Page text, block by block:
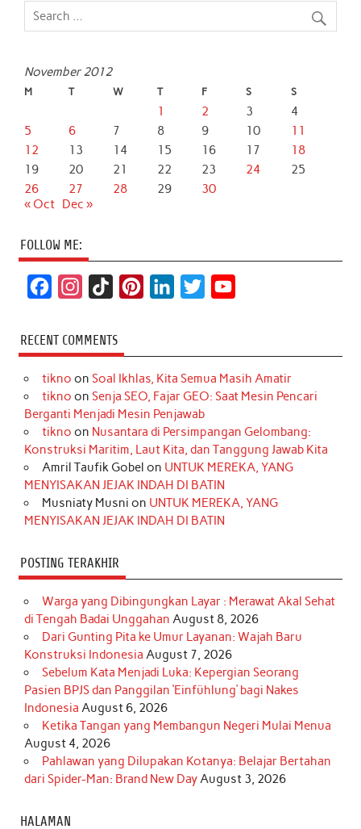
November 2012
M T W T F S S
1 2 3
4
5
6 7 8 9 10
11
12
13 14 15 16 17
18
19
20 21 22 23 24
25
26
27 28 29
30
« Oct
Dec »
FOLLOW ME:
c
e
b
o
k
s
t
a
r
a
m
k
T
o
k
t
e
r
e
s
t
k
e
d
I
n
t
t
r
T
u
e
RECENT COMMENTS
tikno on Soal Ikhlas, Kita Semua Masih Amatir
tikno on Senja SEO, Fajar GEO: Saat Mesin Pencari
Berganti Menjadi Mesin Penjawab
tikno on Nusantara di Persimpangan Gelombang:
Konstruksi Maritim, Laut Kita, dan Tanggung Jawab Kita
Amril Taufik Gobel on UNTUK MEREKA, YANG
MENYISAKAN JEJAK INDAH DI BATIN
Musniaty Musni on UNTUK MEREKA, YANG
MENYISAKAN JEJAK INDAH DI BATIN
POSTING TERAKHIR
Warga yang Dibingungkan Layar : Merawat Akal Sehat
di Tengah Badai Unggahan August 8, 2026
Dari Gunting Pita ke Umur Layanan: Wajah Baru
Konstruksi Indonesia August 7, 2026
Sebelum Kata Menjadi Luka: Kepergian Seorang
Pasien BPJS dan Panggilan ‘Einfühlung’ bagi Nakes
Indonesia August 6, 2026
Ketika Tangan yang Membangun Negeri Mulai Menua
August 4, 2026
Pahlawan yang Dilupakan Kotanya: Belajar Bertahan
dari Spider-Man: Brand New DayAugust 3, 2026
HALAMAN